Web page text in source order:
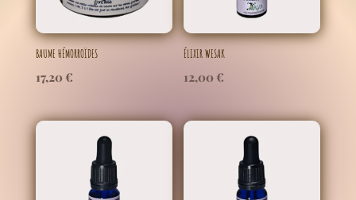
BAUME HÉMORROÏDES
17,20 €
ÉLIXIR WESAK
12,00 €